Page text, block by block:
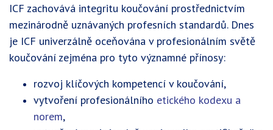
ICF zachovává integritu koučování prostřednictvím
mezinárodně uznávaných profesních standardů. Dnes
je ICF univerzálně oceňována v profesionálním světě
koučování zejména pro tyto významné přínosy:
rozvoj klíčových kompetencí v koučování,
vytvoření profesionálního etického kodexu a
norem,